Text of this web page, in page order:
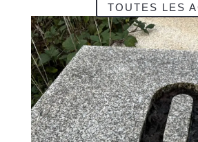
TOUTES LES